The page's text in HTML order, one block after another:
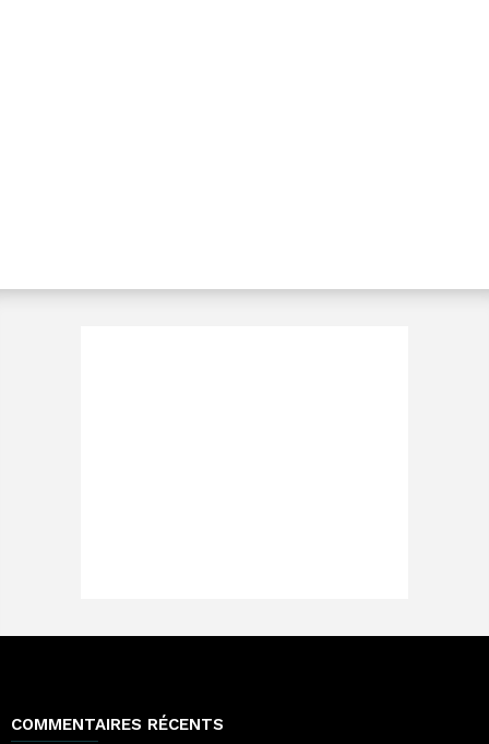
COMMENTAIRES RÉCENTS